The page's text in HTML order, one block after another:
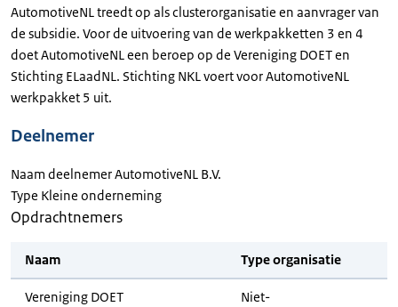
AutomotiveNL treedt op als clusterorganisatie en aanvrager van
de subsidie. Voor de uitvoering van de werkpakketten 3 en 4
doet AutomotiveNL een beroep op de Vereniging DOET en
Stichting ELaadNL. Stichting NKL voert voor AutomotiveNL
werkpakket 5 uit.
Deelnemer
Naam deelnemer AutomotiveNL B.V.
Type Kleine onderneming
Opdrachtnemers
Naam Type organisatie
Vereniging DOET Niet-